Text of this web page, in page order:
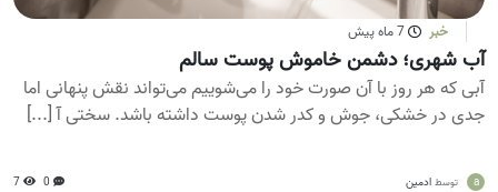
خبر 7 ماه پیش
آب شهری؛ دشمن خاموش پوست سالم
آبی که هر روز با آن صورت خود را می‌شوییم می‌تواند نقش پنهانی اما
جدی در خشکی، جوش و کدر شدن پوست داشته باشد. سختی آ [...]
a توسط ادمین 0
7